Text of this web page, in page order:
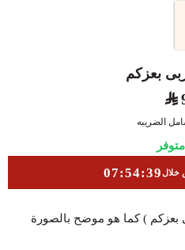
بعزكم
الضريبه
متوفر
خلال 07:54:39
بعزكم ) كما هو موضح بالصورة